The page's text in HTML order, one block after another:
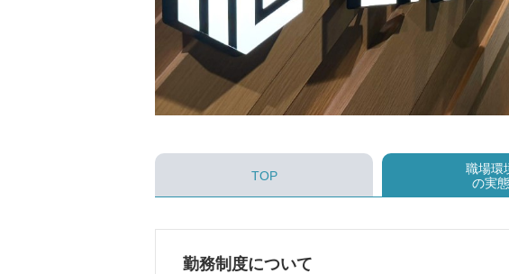
TOP
職場環
の実態
勤務制度について